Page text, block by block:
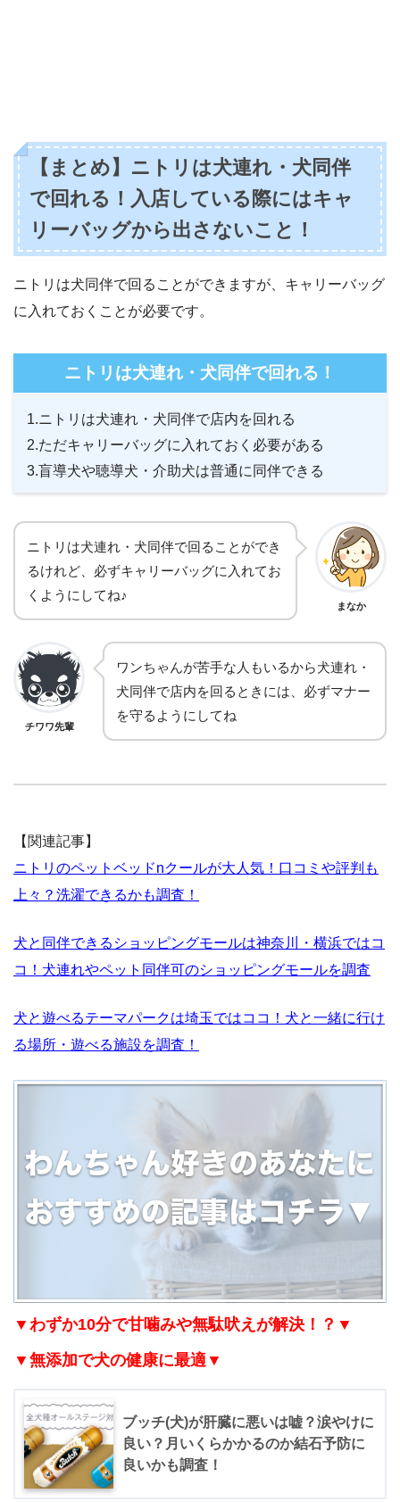
【まとめ】ニトリは犬連れ・犬同伴
で回れる！入店している際にはキャ
リーバッグから出さないこと！
ニトリは犬同伴で回ることができますが、キャリーバッグ
に入れておくことが必要です。
ニトリは犬連れ・犬同伴で回れる！
1.ニトリは犬連れ・犬同伴で店内を回れる
2.ただキャリーバッグに入れておく必要がある
3.盲導犬や聴導犬・介助犬は普通に同伴できる
ニトリは犬連れ・犬同伴で回ることができ
るけれど、必ずキャリーバッグに入れてお
くようにしてね♪
まなか
チワワ先輩
ワンちゃんが苦手な人もいるから犬連れ・
犬同伴で店内を回るときには、必ずマナー
を守るようにしてね
【関連記事】
ニトリのペットベッドnクールが大人気！口コミや評判も
上々？洗濯できるかも調査！
犬と同伴できるショッピングモールは神奈川・横浜ではコ
コ！犬連れやペット同伴可のショッピングモールを調査
犬と遊べるテーマパークは埼玉ではココ！犬と一緒に行け
る場所・遊べる施設を調査！
▼わずか10分で甘噛みや無駄吠えが解決！？▼
▼無添加で犬の健康に最適▼
ブッチ(犬)が肝臓に悪いは嘘？涙やけに
良い？月いくらかかるのか結石予防に
良いかも調査！